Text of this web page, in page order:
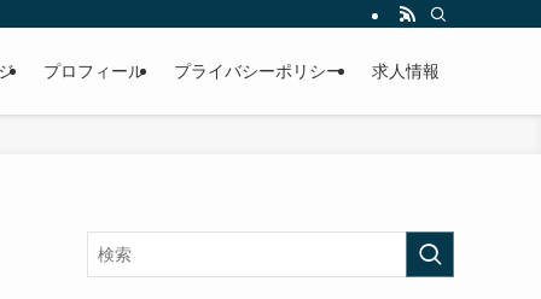
プロフィール プライバシーポリシー 求人情報